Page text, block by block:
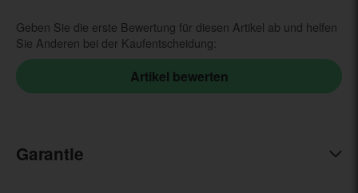
Geben Sie die erste Bewertung für diesen Artikel ab und helfen
Sie Anderen bei der Kaufentscheidung:
Garantie